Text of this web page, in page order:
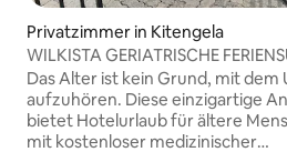
Privatzimmer in Kitengela
WILKISTA GERIATRISCHE
Das Alter ist kein Grund, mit dem
aufzuhören. Diese einzigartige
bietet Hotelurlaub für ältere
mit kostenloser medizinischer